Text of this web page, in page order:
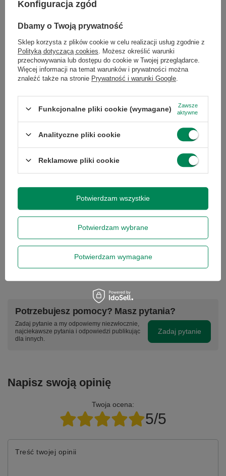
w
Stan Używany
Informacje o
bezpieczeństwie
Informacja
Stan
zastępcze
GWARANCJA NA 12 MIESIĘCY
Gwarantujemy naprawę lub wymianę sprzętu do 12 miesięcy od
daty zakupu. Prosimy o kontakt telefoniczny ze sklepem, aby
określić krótko naturę problemu, a następnie za pośrednictwem
zamówić kuriera lub paczkomat.
Gwarancja nie obejmuje lampy projektora, tuszy, tonerów,
urządzeń, zgodnie z warunkami gwarancji producenta.
Gwarancja na baterię laptopa wynosi 3 miesiące - czas pracy
Potrzebujesz pomocy? Masz pytania?
Zadaj pytanie a my odpowiemy niezwłocznie,
najciekawsze pytania i odpowiedzi publikując
dla innych.
Zadaj pytanie
Napisz swoją opinię
Twoja ocena:
5/5
Treść twojej opinii
Wyrażam zgodę na przetwarzanie danych osobowych
Konfiguracja zgód
Dbamy o Twoją prywatność
Sklep korzysta z plików cookie w celu realizacji usług zgodnie z
Polityką dotyczącą cookies . Możesz określić warunki
przechowywania lub dostępu do cookie w Twojej przeglądarce.
Więcej informacji na temat warunków i prywatności można
znaleźć także na stronie Prywatność i warunki Google
Funkcjonalne pliki cookie (wymagane)
Zawsze
aktywne
Analityczne pliki cookie
Reklamowe pliki cookie
Potwierdzam wybrane
Potwierdzam wymagane
Potwierdzam wszystkie